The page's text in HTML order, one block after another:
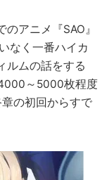
アニメ『SAO』
なく一番ハイカ
ルムの話をする
～5000枚程度
の初回からすで